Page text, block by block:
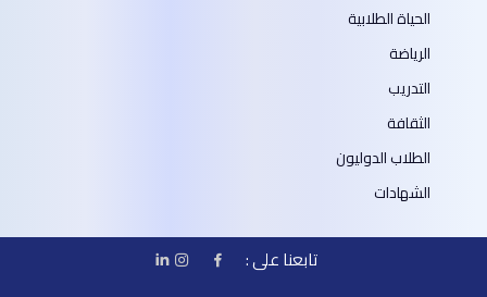
الحياة الطلابية
الرياضة
التدريب
الثقافة
الطلاب الدوليون
الشهادات
تابعنا على :